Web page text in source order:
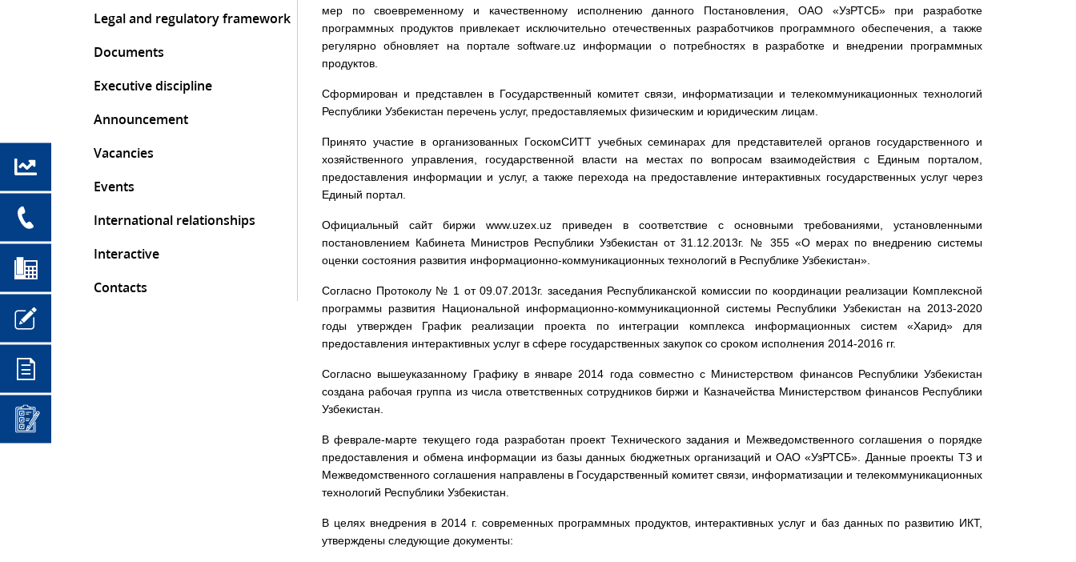
Legal and regulatory framework
Documents
Executive discipline
Announcement
Vacancies
Events
International relationships
Interactive
Contacts
мер по своевременному и качественному исполнению данного Постановления, ОАО «УзРТСБ» при разработке
программных продуктов привлекает исключительно отечественных разработчиков программного обеспечения, а также
регулярно обновляет на портале software.uz информации о потребностях в разработке и внедрении программных
продуктов.
Сформирован и представлен в Государственный комитет связи, информатизации и телекоммуникационных технологий
Республики Узбекистан перечень услуг, предоставляемых физическим и юридическим лицам.
Принято участие в организованных ГоскомСИТТ учебных семинарах для представителей органов государственного и
хозяйственного управления, государственной власти на местах по вопросам взаимодействия с Единым порталом,
предоставления информации и услуг, а также перехода на предоставление интерактивных государственных услуг через
Единый портал.
Официальный сайт биржи www.uzex.uz приведен в соответствие с основными требованиями, установленными
постановлением Кабинета Министров Республики Узбекистан от 31.12.2013г. № 355 «О мерах по внедрению системы
оценки состояния развития информационно-коммуникационных технологий в Республике Узбекистан».
Согласно Протоколу № 1 от 09.07.2013г. заседания Республиканской комиссии по координации реализации Комплексной
программы развития Национальной информационно-коммуникационной системы Республики Узбекистан на 2013-2020
годы утвержден График реализации проекта по интеграции комплекса информационных систем «Харид» для
предоставления интерактивных услуг в сфере государственных закупок со сроком исполнения 2014-2016 гг.
Согласно вышеуказанному Графику в январе 2014 года совместно с Министерством финансов Республики Узбекистан
создана рабочая группа из числа ответственных сотрудников биржи и Казначейства Министерством финансов Республики
Узбекистан.
В феврале-марте текущего года разработан проект Технического задания и Межведомственного соглашения о порядке
предоставления и обмена информации из базы данных бюджетных организаций и ОАО «УзРТСБ». Данные проекты ТЗ и
Межведомственного соглашения направлены в Государственный комитет связи, информатизации и телекоммуникационных
технологий Республики Узбекистан.
В целях внедрения в 2014 г. современных программных продуктов, интерактивных услуг и баз данных по развитию ИКТ,
утверждены следующие документы: